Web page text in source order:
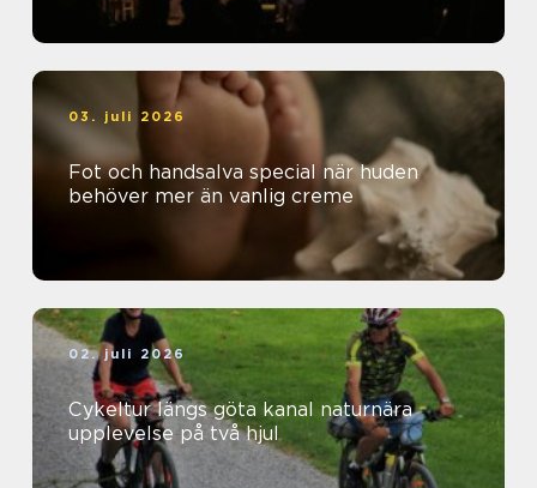
03. juli 2026
Fot och handsalva special när huden
behöver mer än vanlig creme
02. juli 2026
Cykeltur längs göta kanal naturnära
upplevelse på två hjul